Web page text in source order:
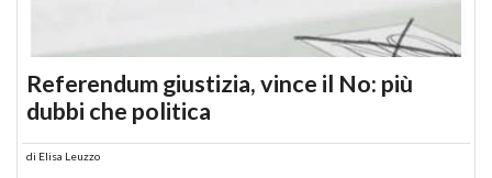
Referendum giustizia, vince il No: più
dubbi che politica
di Elisa Leuzzo